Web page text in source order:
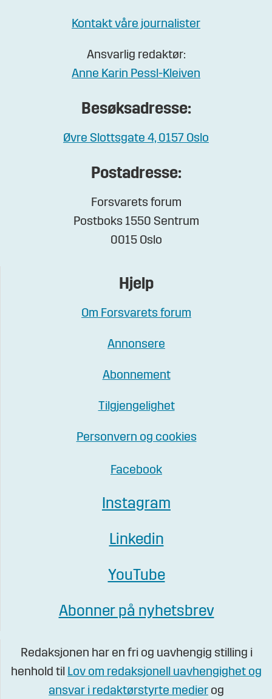
Kontakt våre journalister
Ansvarlig redaktør:
Anne Karin Pessl-Kleiven
Besøksadresse:
Øvre Slottsgate 4, 0157 Oslo
Postadresse:
Forsvarets forum
Postboks 1550 Sentrum
0015 Oslo
Hjelp
Om Forsvarets forum
Annonsere
Abonnement
Tilgjengelighet
Personvern og cookies
Facebook
Instagram
Linkedin
YouTube
Abonner på nyhetsbrev
Redaksjonen har en fri og uavhengig stilling i
henhold til Lov om redaksjonell uavhengighet og
ansvar i redaktørstyrte medier og